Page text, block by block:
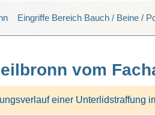
Eingriffe Bereich Bauch / Beine /
vom
einer Unterlidstraffung